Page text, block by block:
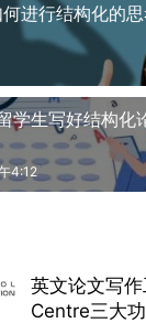
进行结构化的
学生写好结构化
4:12
英文论文写
Centre三大